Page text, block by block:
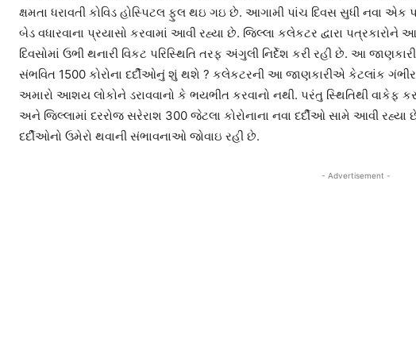
ક્ષમતા ધરાવતી કોવિડ હોસ્પિટલ ફુલ થઇ ગઇ છે. આગામી પાંચ દિવસ સુધી નવા એક
બેડ વધારવાના પ્રયાસો કરવામાં આવી રહ્યા છે. જિલ્લા કલેકટર દ્વારા
દિવસોમાં ઉભી થનારી વિકટ પરિસ્થિતિ તરફ અંગુલી નિર્દેશ કરી રહી છે. આ
સંભવિત 1500 કોરોના દર્દીઓનું શું થશે ? કલેકટરની આ જાણકારીએ કેટલાંક ગંભીર
અમારો આશય લોકોને ડરાવવાનો કે ભયભીત કરવાનો નથી. પરંતુ સ્થિતિથી
અને જિલ્લામાં દરરોજ સરેરાશ 300 જેટલા કોરોનાના નવા દર્દીઓ સામે આવી
દર્દીઓનો ઉમેરો થવાની સંભાવનાઓ જોવાઇ રહી છે.
- Advertisement -